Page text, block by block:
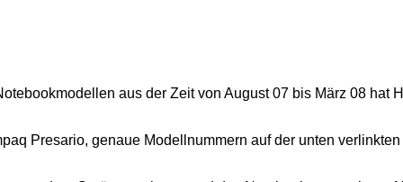
aus der Zeit von August 07 bis März 08
Presario, genaue Modellnummern auf der unten